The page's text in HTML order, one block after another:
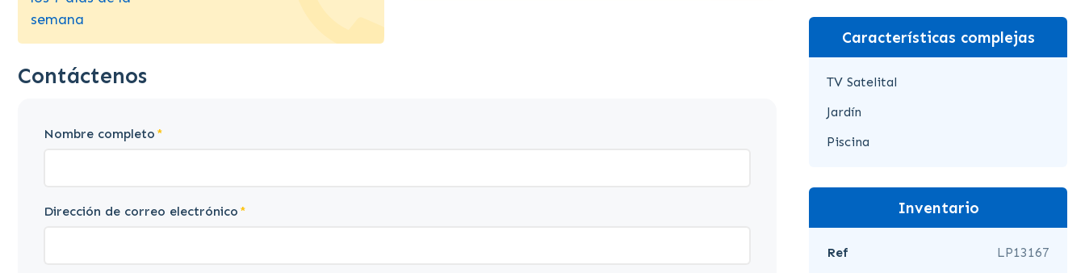
semana
Contáctenos
Nombre completo
Dirección de correo electrónico
Características complejas
TV Satelital
Jardín
Piscina
Inventario
Ref
LP13167